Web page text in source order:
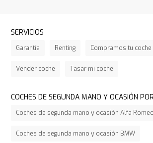
SERVICIOS
Garantía Renting Compramos tu coche
Vender coche Tasar mi coche
COCHES DE SEGUNDA MANO Y OCASIÓN
Coches de segunda mano y ocasión Alfa Romeo
Coches de segunda mano y ocasión BMW